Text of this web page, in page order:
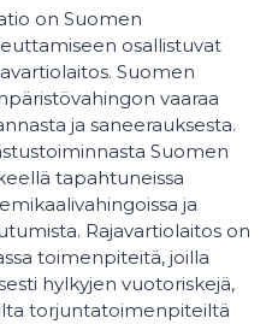
on Suomen
osallistuvat
Suomen
vaaraa
ja saneerauksesta.
Suomen
tapahtuneissa
ja
Rajavartiolaitos on
toimenpiteitä, joilla
hylkyjen vuotoriskejä,
torjuntatoimenpiteiltä